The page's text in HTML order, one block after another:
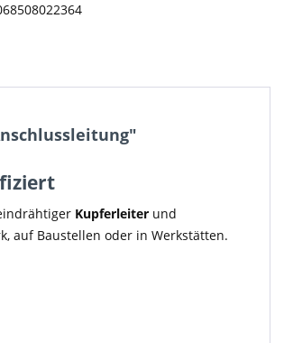
Kupferleiter und
auf Baustellen oder in Werkstätten.